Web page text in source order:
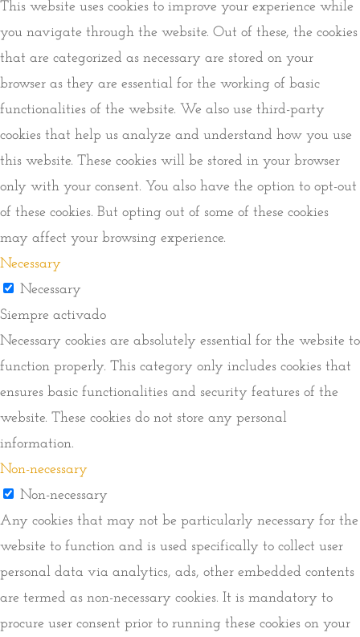
This website uses cookies to improve your experience while
you navigate through the website. Out of these, the cookies
that are categorized as necessary are stored on your
browser as they are essential for the working of basic
functionalities of the website. We also use third-party
cookies that help us analyze and understand how you use
this website. These cookies will be stored in your browser
only with your consent. You also have the option to opt-out
of these cookies. But opting out of some of these cookies
may affect your browsing experience.
Necessary
Necessary
Siempre activado
Necessary cookies are absolutely essential for the website to
function properly. This category only includes cookies that
ensures basic functionalities and security features of the
website. These cookies do not store any personal
information.
Non-necessary
Non-necessary
Any cookies that may not be particularly necessary for the
website to function and is used specifically to collect user
personal data via analytics, ads, other embedded contents
are termed as non-necessary cookies. It is mandatory to
procure user consent prior to running these cookies on your